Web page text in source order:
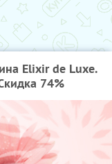
Elixir de Luxe.
74%